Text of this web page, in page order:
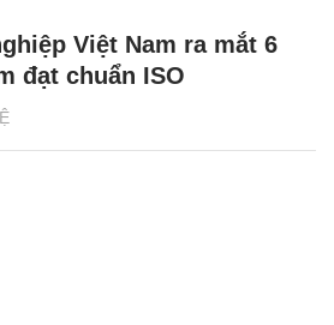
Việt Nam ra mắt 6
đạt chuẩn ISO